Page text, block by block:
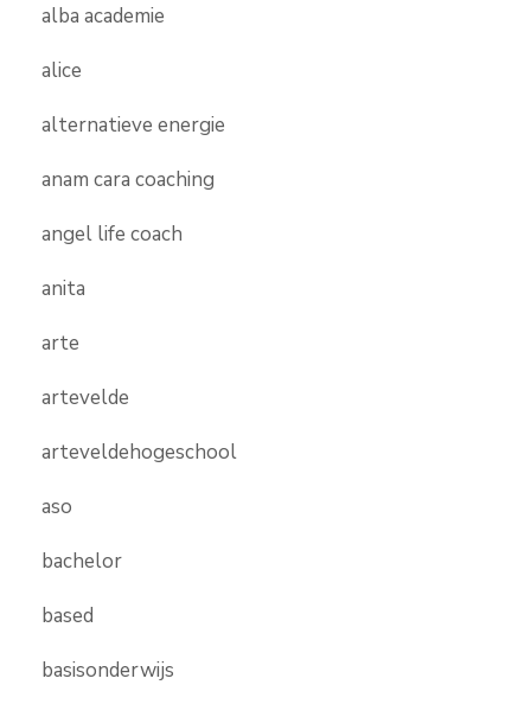
alba academie
alice
alternatieve energie
anam cara coaching
angel life coach
anita
arte
artevelde
arteveldehogeschool
aso
bachelor
based
basisonderwijs